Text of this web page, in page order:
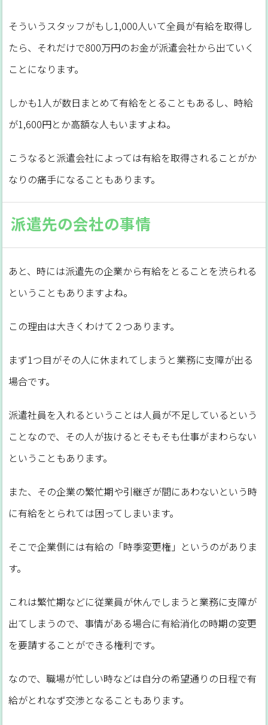
そういうスタッフがもし1,000人いて全員が有給を取得し
たら、それだけで800万円のお金が派遣会社から出ていく
ことになります。
しかも1人が数日まとめて有給をとることもあるし、時給
が1,600円とか高額な人もいますよね。
こうなると派遣会社によっては有給を取得されることがか
なりの痛手になることもあります。
派遣先の会社の事情
あと、時には派遣先の企業から有給をとることを渋られる
ということもありますよね。
この理由は大きくわけて２つあります。
まず1つ目がその人に休まれてしまうと業務に支障が出る
場合です。
派遣社員を入れるということは人員が不足しているという
ことなので、その人が抜けるとそもそも仕事がまわらない
ということもあります。
また、その企業の繁忙期や引継ぎが間にあわないという時
に有給をとられては困ってしまいます。
そこで企業側には有給の「時季変更権」というのがありま
す。
これは繁忙期などに従業員が休んでしまうと業務に支障が
出てしまうので、事情がある場合に有給消化の時期の変更
を要請することができる権利です。
なので、職場が忙しい時などは自分の希望通りの日程で有
給がとれなず交渉となることもあります。